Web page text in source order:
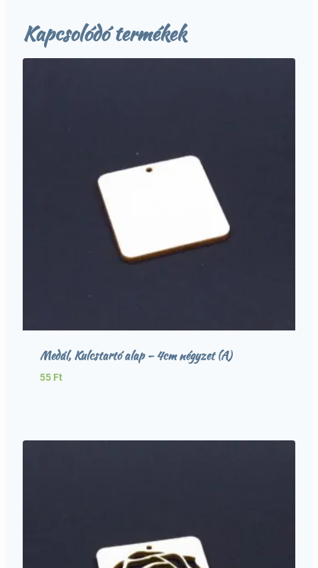
Kapcsolódó termékek
Medál, Kulcstartó alap – 4cm négyzet (A)
55 Ft